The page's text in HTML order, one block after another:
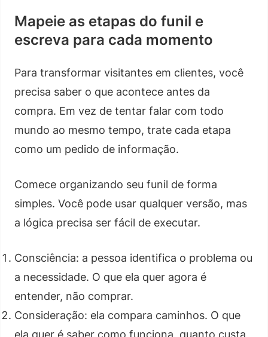
Mapeie as etapas do funil e
escreva para cada momento
Para transformar visitantes em clientes, você
precisa saber o que acontece antes da
compra. Em vez de tentar falar com todo
mundo ao mesmo tempo, trate cada etapa
como um pedido de informação.
Comece organizando seu funil de forma
simples. Você pode usar qualquer versão, mas
a lógica precisa ser fácil de executar.
Consciência: a pessoa identifica o problema ou
a necessidade. O que ela quer agora é
entender, não comprar.
Consideração: ela compara caminhos. O que
ela quer é saber como funciona, quanto custa